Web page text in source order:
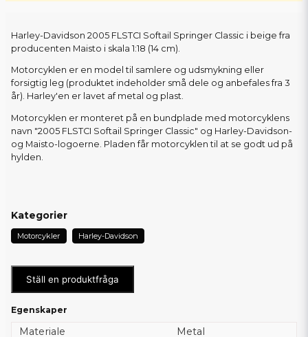
Harley-Davidson 2005 FLSTCI Softail Springer Classic i beige fra
producenten Maisto i skala 1:18 (14 cm).
Motorcyklen er en model til samlere og udsmykning eller
forsigtig leg (produktet indeholder små dele og anbefales fra 3
år). Harley'en er lavet af metal og plast.
Motorcyklen er monteret på en bundplade med motorcyklens
navn "2005 FLSTCI Softail Springer Classic" og Harley-Davidson-
og Maisto-logoerne. Pladen får motorcyklen til at se godt ud på
hylden.
Kategorier
Motorcykler Harley-Davidson
Ställ en produktfråga
Egenskaper
Materiale
Metal